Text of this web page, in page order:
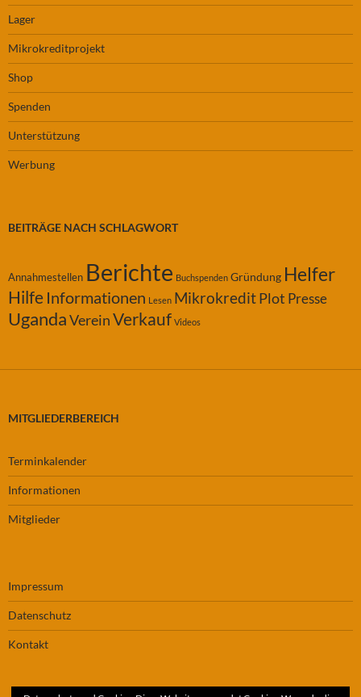
Lager
Mikrokreditprojekt
Shop
Spenden
Unterstützung
Werbung
BEITRÄGE NACH SCHLAGWORT
Annahmestellen Berichte Buchspenden Gründung Helfer
Hilfe Informationen Lesen MikrokreditPlot Presse
UgandaVereinVerkauf Videos
MITGLIEDERBEREICH
Terminkalender
Informationen
Mitglieder
Impressum
Datenschutz
Kontakt